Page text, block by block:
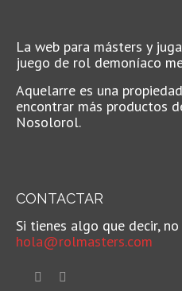
La web para másters y
juego de rol demoníaco
Aquelarre es una
encontrar más productos
Nosolorol.
CONTACTAR
Si tienes algo que decir,
hola@rolmasters.com